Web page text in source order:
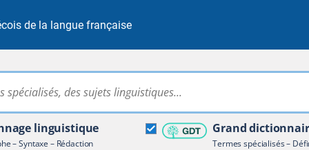
de la langue française
Rechercher dans tout le site
linguistique
– Syntaxe – Rédaction
Grand
Termes spécialisés –
terminologique